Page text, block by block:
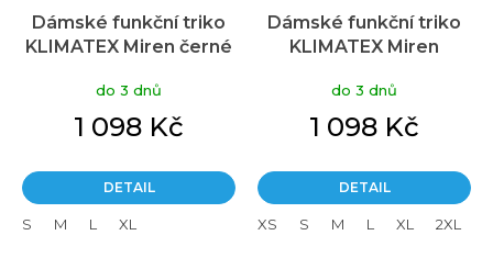
Dámské funkční triko
KLIMATEX Miren černé
do 3 dnů
1 098 Kč
DETAIL
S M L XL
Dámské funkční triko
KLIMATEX Miren
do 3 dnů
1 098 Kč
DETAIL
XS S M L XL 2XL